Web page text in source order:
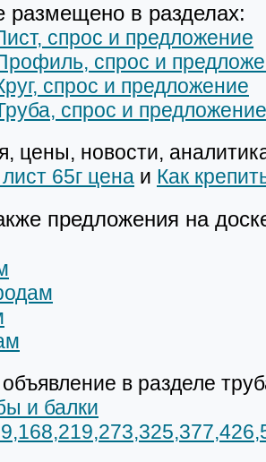
размещено в разделах:
спрос и предложение
спрос и
спрос и предложение
спрос и предложение
цены, новости,
65г цена и Как
предложения на
в разделе
и балки